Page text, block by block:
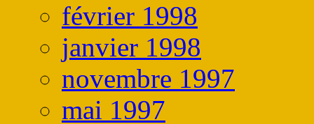
février 1998
janvier 1998
novembre 1997
mai 1997